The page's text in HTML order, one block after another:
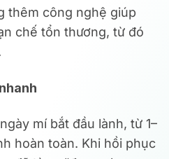
thêm công nghệ giúp
chế tổn thương, từ đó
mí bắt đầu lành, từ 1–
hoàn toàn. Khi hồi phục